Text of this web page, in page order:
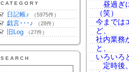
CATEGORY
日記帳♪ （5975件）
戯言･･･♪ （28件）
旧Log （27件）
SEARCH
昼過ぎ
（笑）
今までは
ど、
社内業務
と、
いろいろ
定時後